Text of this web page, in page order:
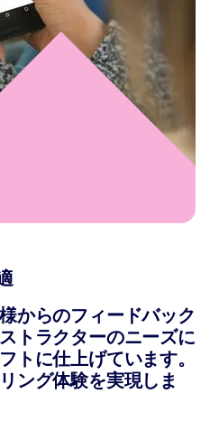
からのフィードバック
トラクターのニーズに
トに仕上げています。
ング体験を実現しま